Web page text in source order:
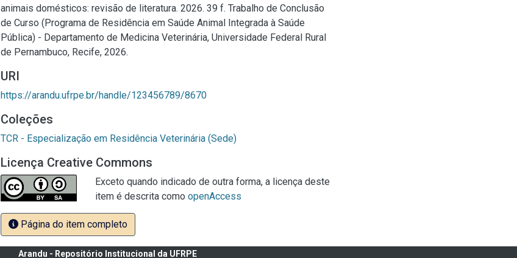
animais domésticos: revisão de literatura. 2026. 39 f. Trabalho de Conclusão
de Curso (Programa de Residência em Saúde Animal Integrada à Saúde
Pública) - Departamento de Medicina Veterinária, Universidade Federal Rural
de Pernambuco, Recife, 2026.
URI
https://arandu.ufrpe.br/handle/123456789/8670
Coleções
TCR - Especialização em Residência Veterinária (Sede)
Licença Creative Commons
Exceto quando indicado de outra forma, a licença deste
item é descrita como openAccess
Página do item completo
Arandu - Repositório Institucional da UFRPE